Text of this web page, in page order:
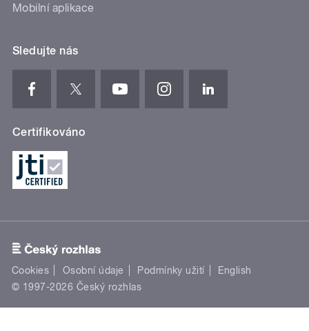
Mobilní aplikace
Sledujte nás
Certifikováno
Cookies Osobní údaje Podmínky užití
English
© 1997-2026 Český rozhlas